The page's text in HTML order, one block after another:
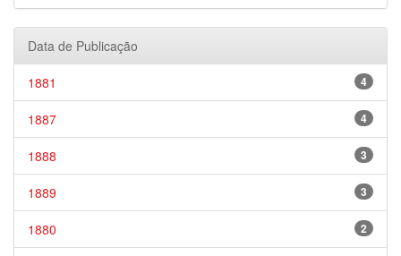
Data de Publicação
4
1881
4
1887
3
1888
3
1889
2
1880